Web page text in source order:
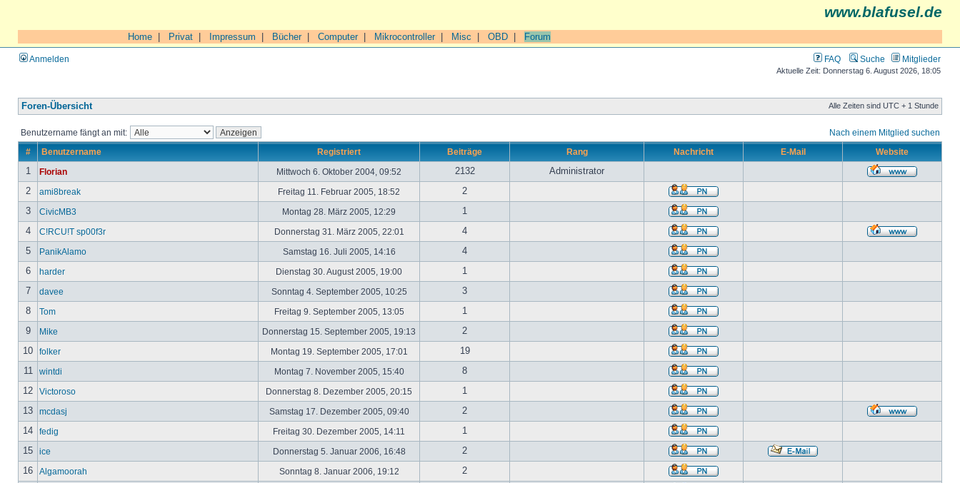
www.blafusel.de
Home Privat Impressum Bücher| Computer| Mikrocontroller| Misc OBD Forum
Anmelden FAQ Suche Mitglieder
Aktuelle Zeit: Donnerstag 6. August 2026, 18:05
Foren-Übersicht Alle Zeiten sind UTC + 1 Stunde
Benutzername fängt an mit: Nach einem Mitglied suchen
# Benutzername Registriert Beiträge Rang Nachricht E-Mail Website
1 Florian Mittwoch 6. Oktober 2004, 09:52 2132
Administrator
2
ami8break Freitag 11. Februar 2005, 18:52
2
3
CivicMB3 Montag 28. März 2005, 12:29
1
4
C!RCU!T sp00f3r Donnerstag 31. März 2005, 22:01
4
5
PanikAlamo Samstag 16. Juli 2005, 14:16
4
6
harder Dienstag 30. August 2005, 19:00
1
7
davee Sonntag 4. September 2005, 10:25
3
8
Tom Freitag 9. September 2005, 13:05
1
9
Mike Donnerstag 15. September 2005, 19:13
2
10
folker Montag 19. September 2005, 17:01
19
11
wintdi Montag 7. November 2005, 15:40
8
12
Victoroso Donnerstag 8. Dezember 2005, 20:15
1
13
mcdasj Samstag 17. Dezember 2005, 09:40
2
14
fedig Freitag 30. Dezember 2005, 14:11
1
15
ice Donnerstag 5. Januar 2006, 16:48
2
16
Algamoorah Sonntag 8. Januar 2006, 19:12
2